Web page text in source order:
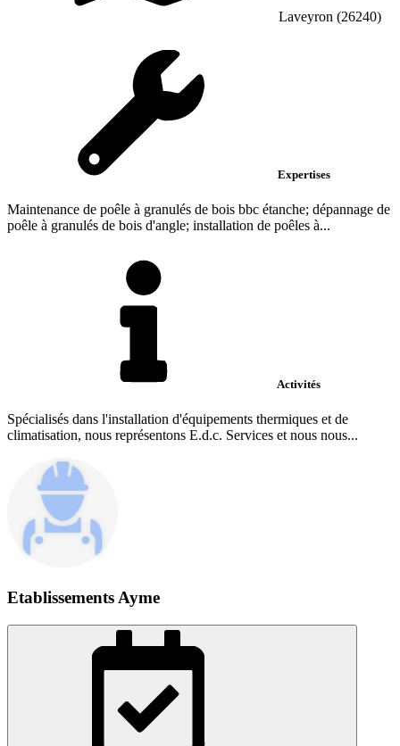
Laveyron (26240)
Expertises
Maintenance de poêle à granulés de bois bbc étanche; dépannage de
poêle à granulés de bois d'angle; installation de poêles à...
Activités
Spécialisés dans l'installation d'équipements thermiques et de
climatisation, nous représentons E.d.c. Services et nous nous...
Etablissements Ayme